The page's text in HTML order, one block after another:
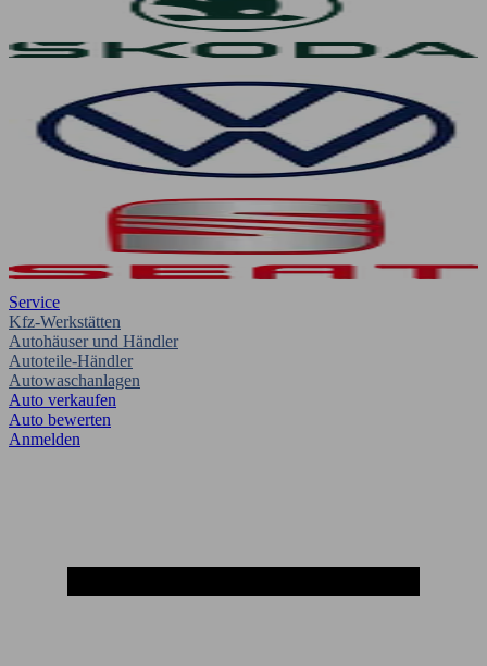
Service
Kfz-Werkstätten
Autohäuser und Händler
Autoteile-Händler
Autowaschanlagen
Auto verkaufen
Auto bewerten
Anmelden